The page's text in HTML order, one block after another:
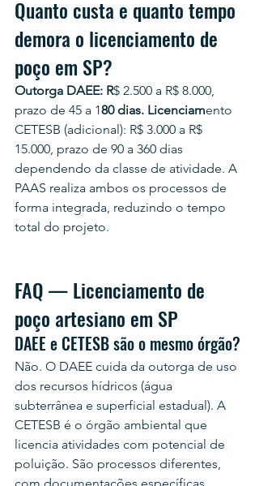
Quanto custa e quanto tempo
demora o licenciamento de
poço em SP?
Outorga DAEE: R$ 2.500 a R$ 8.000,
prazo de 45 a 180 dias. Licenciamento
CETESB (adicional): R$ 3.000 a R$
15.000, prazo de 90 a 360 dias
dependendo da classe de atividade. A
PAAS realiza ambos os processos de
forma integrada, reduzindo o tempo
total do projeto.
FAQ — Licenciamento de
poço artesiano em SP
DAEE e CETESB são o mesmo órgão?
Não. O DAEE cuida da outorga de uso
dos recursos hídricos (água
subterrânea e superficial estadual). A
CETESB é o órgão ambiental que
licencia atividades com potencial de
poluição. São processos diferentes,